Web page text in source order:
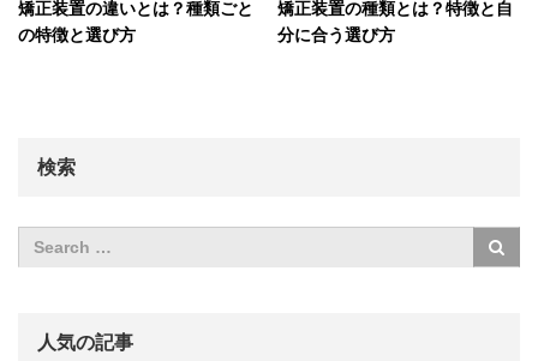
矯正装置の違いとは？種類ごと
の特徴と選び方
矯正装置の種類とは？特徴と自
分に合う選び方
検索
人気の記事